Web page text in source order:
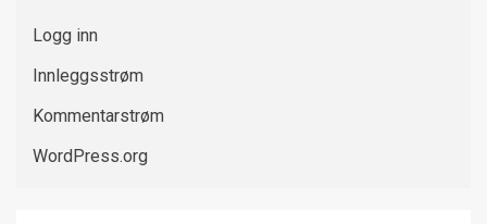
Logg inn
Innleggsstrøm
Kommentarstrøm
WordPress.org